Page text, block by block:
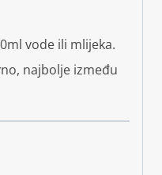
vode ili mlijeka.
najbolje između